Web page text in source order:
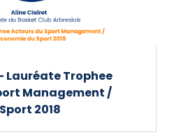
Lauréate Trophee
Management /
2018